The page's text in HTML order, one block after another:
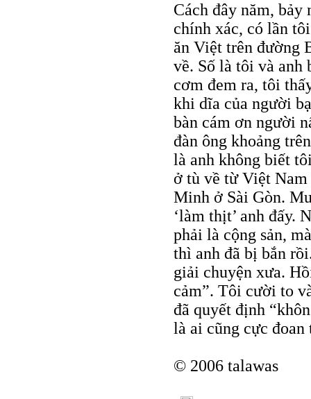
Cách đây năm, bảy
chính xác, có lần
ăn Việt trên đường
về. Số là tôi và anh
cơm đem ra, tôi
khi dĩa của người
bàn cám ơn người
đàn ông khoảng
là anh không biết
ở tù về từ Việt
Minh ở Sài Gòn.
‘làm thịt’ anh đấy.
phải là cộng sản,
thì anh đã bị bắn
giải chuyện xưa.
cảm”. Tôi cười to
đã quyết định
là ai cũng cực đoan
© 2006 talawas